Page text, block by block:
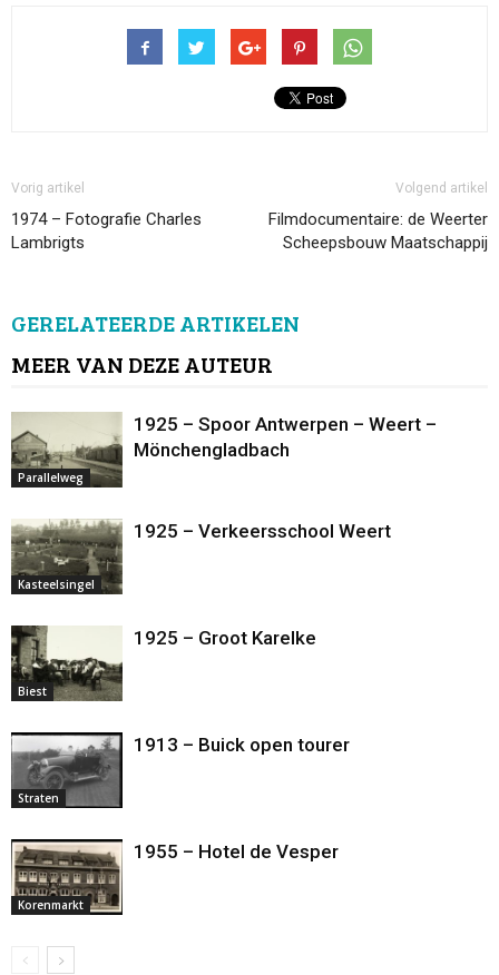
Vorig artikel
1974 – Fotografie Charles
Lambrigts
Volgend artikel
Filmdocumentaire: de Weerter
Scheepsbouw Maatschappij
GERELATEERDE ARTIKELEN
MEER VAN DEZE AUTEUR
Parallelweg
1925 – Spoor Antwerpen – Weert –
Mönchengladbach
Kasteelsingel
1925 – Verkeersschool Weert
Biest
1925 – Groot Karelke
Straten
1913 – Buick open tourer
Korenmarkt
1955 – Hotel de Vesper